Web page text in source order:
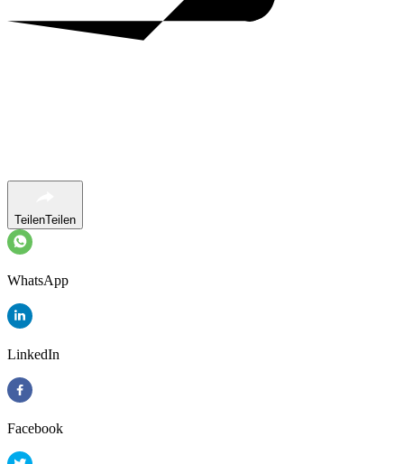
TeilenTeilen
WhatsApp
LinkedIn
Facebook